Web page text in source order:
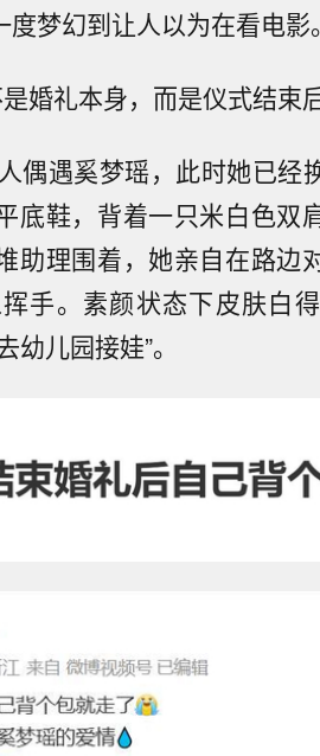
梦幻到让人以为在看电影。
婚礼本身，而是仪式结束
偶遇奚梦瑶，此时她已经
底鞋，背着一只米白色双
助理围着，她亲自在路边
手。素颜状态下皮肤白
儿园接娃”。